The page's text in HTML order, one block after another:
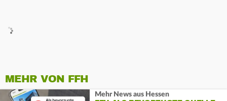
MEHR VON FFH
Mehr News aus Hessen